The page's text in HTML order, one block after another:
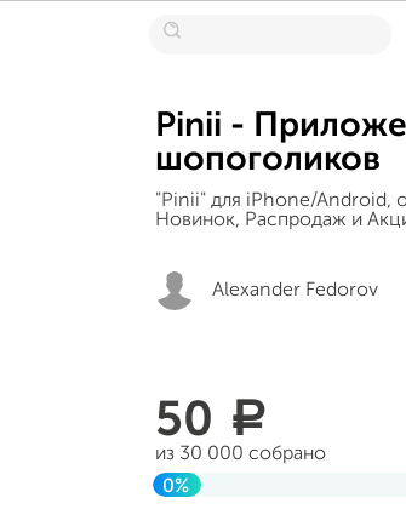
Pinii -
шопоголиков
"Pinii" для iPhone/Android,
Новинок, Распродаж и
Alexander Fedorov
50 a
из 30 000 собрано
0%